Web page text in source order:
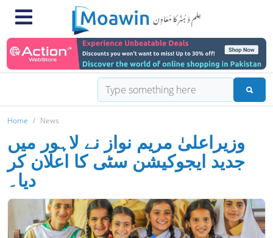
Home News
وزیراعلیٰ مریم نواز نے لاہور میں
جدید ایجوکیشن سٹی کا اعلان کر
دیا۔